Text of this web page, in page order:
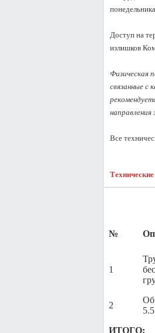
Доступ на
излишков
Физическая
связанные с
направления
Все
№
1
2
ИТОГО: